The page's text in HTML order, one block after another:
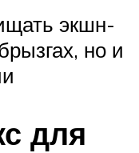
экшн-
но и
для